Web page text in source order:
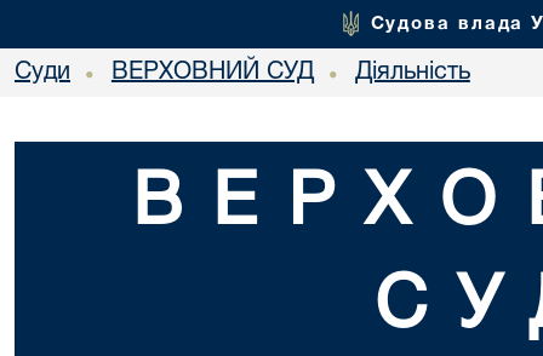
Судова влада
Суди • ВЕРХОВНИЙ СУД • Діяльність